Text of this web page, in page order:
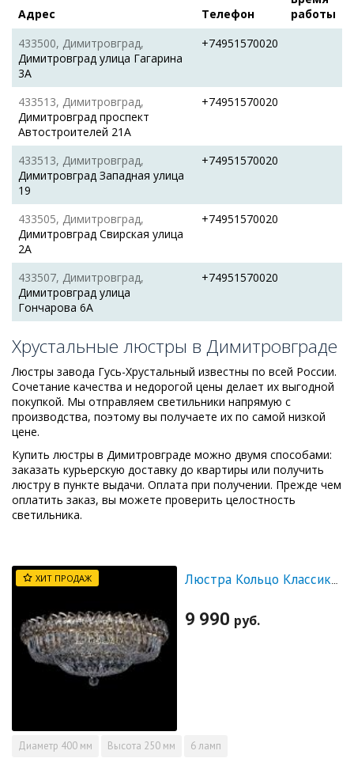
Адрес Телефон
работы
433500, Димитровград,
Димитровград улица Гагарина
3А
+74951570020
433513, Димитровград,
Димитровград проспект
Автостроителей 21А
+74951570020
433513, Димитровград,
Димитровград Западная улица
19
+74951570020
433505, Димитровград,
Димитровград Свирская улица
2А
+74951570020
433507, Димитровград,
Димитровград улица
Гончарова 6А
+74951570020
Хрустальные люстры в Димитровграде
Люстры завода Гусь-Хрустальный известны по всей России.
Сочетание качества и недорогой цены делает их выгодной
покупкой. Мы отправляем светильники напрямую с
производства, поэтому вы получаете их по самой низкой
цене.
Купить люстры в Димитровграде можно двумя способами:
заказать курьерскую доставку до квартиры или получить
люстру в пункте выдачи. Оплата при получении. Прежде чем
оплатить заказ, вы можете проверить целостность
светильника.
ХИТ ПРОДАЖ Люстра Кольцо Классика Пластинка
9 990 руб.
Диаметр 400 мм Высота 250 мм 6 ламп